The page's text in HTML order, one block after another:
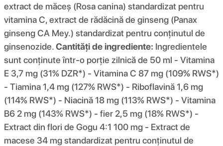
extract de măceș (Rosa canina) standardizat pentru
vitamina C, extract de rădăcină de ginseng (Panax
ginseng CA Mey.) standardizat pentru conținutul de
ginsenozide.Cantități de ingrediente: Ingredientele
sunt conținute într-o porție zilnică de 50 ml - Vitamina
E 3,7 mg (31% DZR*) - Vitamina C 87 mg (109% RWS*)
- Tiamina 1,4 mg (127% RWS*) - Riboflavină 1,6 mg
(114% RWS*) - Niacină 18 mg (113% RWS*) - Vitamina
B6 2 mg (143% RWS*) - fier 2,5 mg (18% RWS*) -
Extract din flori de Gogu 4:1 100 mg - Extract de
macese 34 mg standardizat pentru conținutul de